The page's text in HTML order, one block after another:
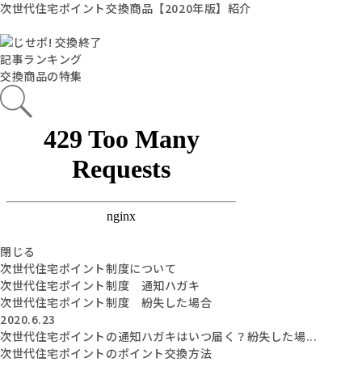
次世代住宅ポイント交換商品【2020年版】紹介
記事ランキング
交換商品の特集
閉じる
次世代住宅ポイント制度について
次世代住宅ポイント制度 通知ハガキ
次世代住宅ポイント制度 紛失した場合
2020.6.23
次世代住宅ポイントの通知ハガキはいつ届く？紛失した場...
次世代住宅ポイントのポイント交換方法